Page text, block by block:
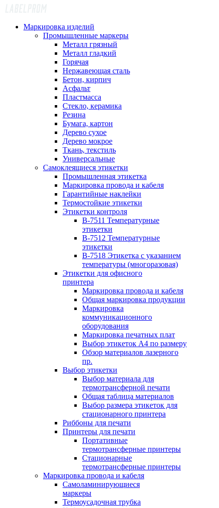
Маркировка изделий
Промышленные маркеры
Металл грязный
Металл гладкий
Горячая
Нержавеющая сталь
Бетон, кирпич
Асфальт
Пластмасса
Стекло, керамика
Резина
Бумага, картон
Дерево сухое
Дерево мокрое
Ткань, текстиль
Универсальные
Самоклеящиеся этикетки
Промышленная этикетка
Маркировка провода и кабеля
Гарантийные наклейки
Термостойкие этикетки
Этикетки контроля
B-7511 Температурные
этикетки
B-7512 Температурные
этикетки
B-7518 Этикетка с указанием
температуры (многоразовая)
Этикетки для офисного
принтера
Маркировка провода и кабеля
Общая маркировка продукции
Маркировка
коммуникационного
оборудования
Маркировка печатных плат
Выбор этикеток А4 по размеру
Обзор материалов лазерного
пр.
Выбор этикетки
Выбор материала для
термотрансферной печати
Общая таблица материалов
Выбор размера этикеток для
стационарного принтера
Риббоны для печати
Принтеры для печати
Портативные
термотрансферные принтеры
Стационарные
термотрансферные принтеры
Маркировка провода и кабеля
Самоламинирующиеся
маркеры
Термоусадочная трубка